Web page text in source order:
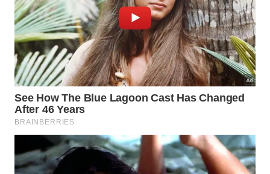
Praias de São Miguel do Gostoso
As praias são o grande destaque da região. Ponta
do Santo Cristo é famosa entre os esportistas
por seus ventos ideais para kitesurf e windsurf.
Já a Praia de Tourinhos encanta com suas